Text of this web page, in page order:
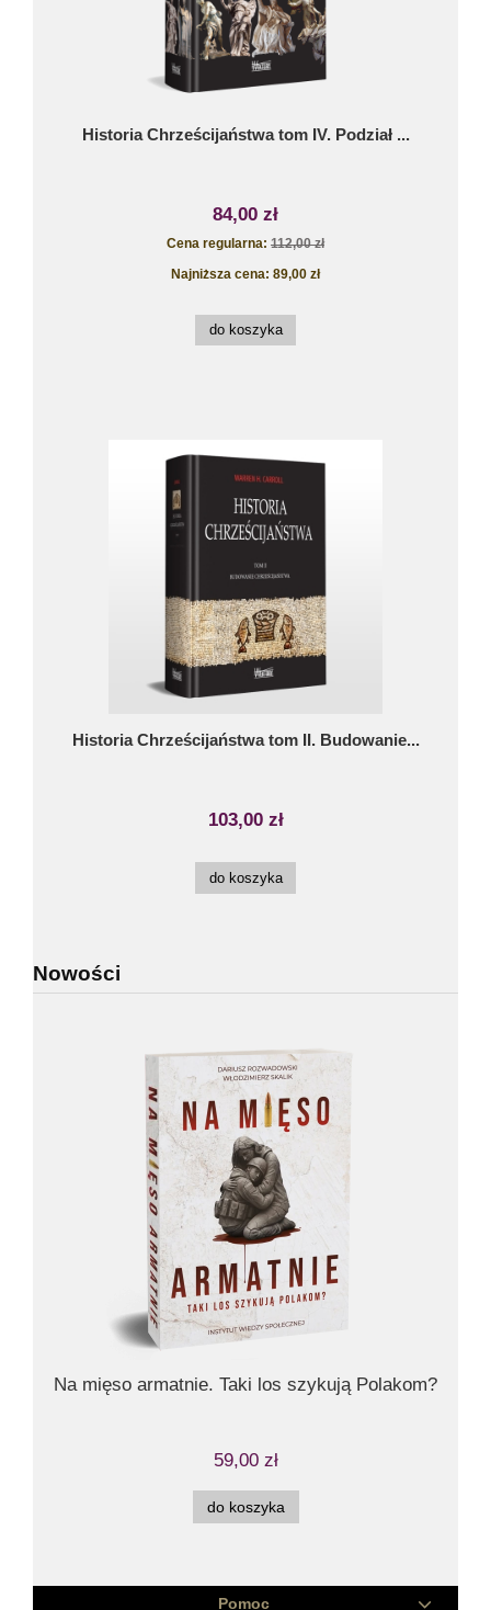
Historia Chrześcijaństwa tom IV. Podział ...
84,00 zł
Cena regularna: 112,00 zł
Najniższa cena: 89,00 zł
do koszyka
Historia Chrześcijaństwa tom II. Budowanie...
103,00 zł
do koszyka
Nowości
Na mięso armatnie. Taki los szykują Polakom?
59,00 zł
do koszyka
Pomoc